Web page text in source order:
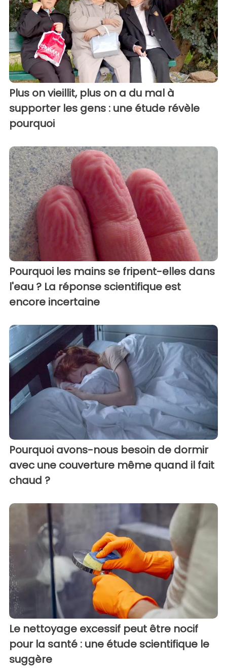
Plus on vieillit, plus on a du mal à
supporter les gens : une étude révèle
pourquoi
Pourquoi les mains se fripent-elles dans
l'eau ? La réponse scientifique est
encore incertaine
Pourquoi avons-nous besoin de dormir
avec une couverture même quand il fait
chaud ?
Le nettoyage excessif peut être nocif
pour la santé : une étude scientifique le
suggère